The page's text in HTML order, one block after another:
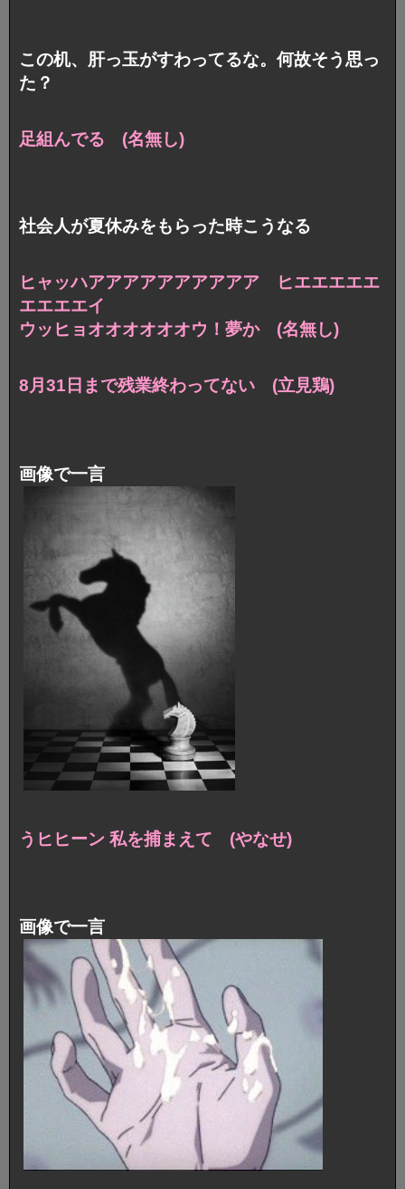
この机、肝っ玉がすわってるな。何故そう思っ
た？
足組んでる (名無し)
社会人が夏休みをもらった時こうなる
ヒャッハアアアアアアアアアア
ヒエエエエエ
エエエエイ
ウッヒョオオオオオオウ！夢か (名無し)
8月31日まで残業終わってない (立見鶏)
画像で一言
うヒヒーン 私を捕まえて (やなせ)
画像で一言